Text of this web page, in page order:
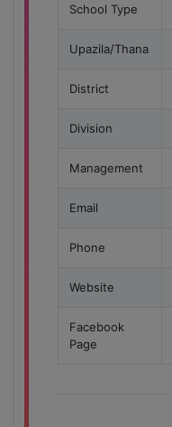
School Type
Upazila/Thana
District
Division
Management
Email
Phone
Website
Facebook
Page